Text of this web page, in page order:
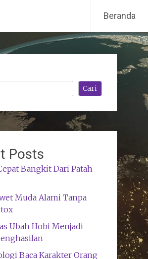
Beranda
Cari
Posts
Bangkit Dari Patah
Muda Alami Tanpa
Ubah Hobi Menjadi
Baca Karakter Orang